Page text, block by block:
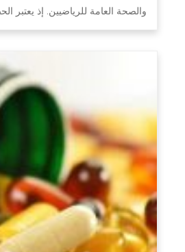
والصحة العامة للرياضيين. إذ يعتبر